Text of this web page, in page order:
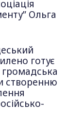
Ольга
готує
громадська
створенню